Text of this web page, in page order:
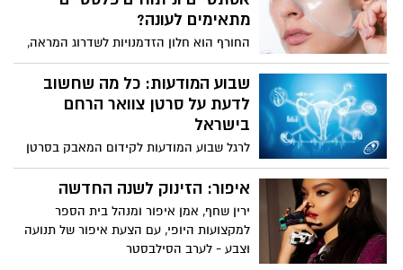
מתאימים לעונה?
החורף הוא חלון הזדמנויות לשדרוג המראה,
קרינת השמש נחלשת, מה שמפחית את
הסיכון לפיגמנטציה או לצלקות כהות
שעלולות להיווצר בזמן ההחלמה מניתוח
פלסטי או טיפול אסתטי. השכבות של בגדי
ונפיחויות. אף אחד לא צריך לדעת שעברתם
עטופים בשכבות מחממות. בנוסף,
הטמפרטורות הנמוכות עוזרות בעקיפין
לצמצם נפיחויות ודלקות, והרבה יותר נעים
ללבוש בגדי לחץ או מחטבים כשלא מזיעים
שבוע המודעות: כל מה שחשוב
לדעת על סרטן צוואר הרחם
בישראל
לרגל שבוע המודעות לקידום המאבק בסרטן
צוואר הרחם 2026, שיצוין בישראל בין 16 עד 21
בינואר, האגודה למלחמה בסרטן מגישה
עובדות מדעיות ומחקרים מעודכנים. באגודה
מדגישים כי בעזרת מודעות, התחסנות וגילוי
מוקדם ניתן יהיה לראות ירידה בתחלואה
איפור: הזינוק לשנה החדשה
ירין שחף, אמן איפור ומנהל בית הספר
למקצועות היופי, עם הצעת איפור של תנועה
וצבע - לערב הסילבסטר